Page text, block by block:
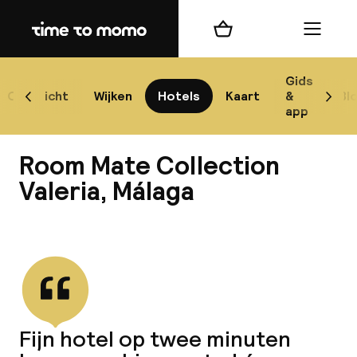
Home
Overzicht Wijken Hotels Kaart
Gids
&
app
Scroll naar links
Winkelmand Menu
Room Mate Collection
Valeria, Málaga
Fijn hotel op twee minuten